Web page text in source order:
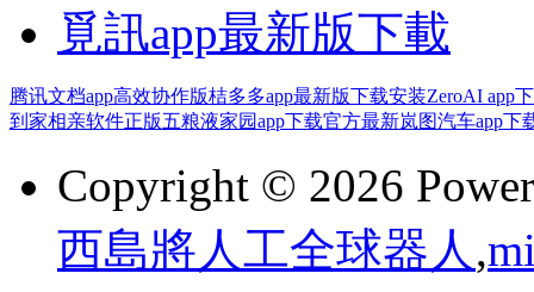
覓訊app最新版下載
腾讯文档app高效协作版桔多多app最新版下载安装ZeroAI app
到家相亲软件正版五粮液家园app下载官方最新岚图汽车app下
Copyright © 2026
西島將人工全球器人 ,